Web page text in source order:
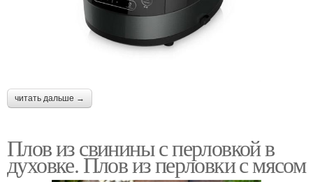
читать дальше →
Плов из свинины с перловкой в
духовке. Плов из перловки с мясом